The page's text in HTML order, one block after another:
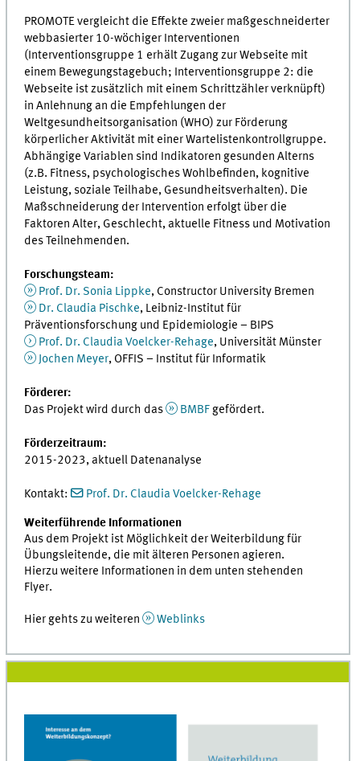
PROMOTE vergleicht die Effekte zweier maßgeschneiderter
webbasierter 10-wöchiger Interventionen
(Interventionsgruppe 1 erhält Zugang zur Webseite mit
einem Bewegungstagebuch; Interventionsgruppe 2: die
Webseite ist zusätzlich mit einem Schrittzähler verknüpft)
in Anlehnung an die Empfehlungen der
Weltgesundheitsorganisation (WHO) zur Förderung
körperlicher Aktivität mit einer Wartelistenkontrollgruppe.
Abhängige Variablen sind Indikatoren gesunden Alterns
(z.B. Fitness, psychologisches Wohlbefinden, kognitive
Leistung, soziale Teilhabe, Gesundheitsverhalten). Die
Maßschneiderung der Intervention erfolgt über die
Faktoren Alter, Geschlecht, aktuelle Fitness und Motivation
des Teilnehmenden.
Forschungsteam:
Prof. Dr. Sonia Lippke, Constructor University Bremen
Dr. Claudia Pischke, Leibniz-Institut für
Präventionsforschung und Epidemiologie – BIPS
Prof. Dr. Claudia Voelcker-Rehage, Universität Münster
Jochen Meyer, OFFIS – Institut für Informatik
Förderer:
Das Projekt wird durch das
BMBF gefördert.
Förderzeitraum:
2015-2023, aktuell Datenanalyse
Kontakt: Prof. Dr. Claudia Voelcker-Rehage
Weiterführende Informationen
Aus dem Projekt ist Möglichkeit der Weiterbildung für
Übungsleitende, die mit älteren Personen agieren.
Hierzu weitere Informationen in dem unten stehenden
Flyer.
Hier gehts zu weiteren Weblinks